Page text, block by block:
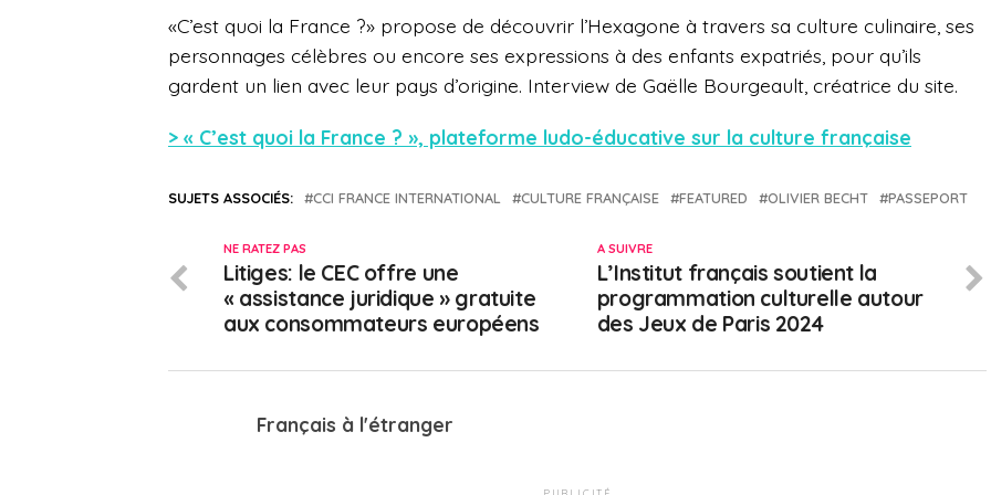
«C’est quoi la France ?» propose de découvrir l’Hexagone à travers sa culture culinaire, ses
personnages célèbres ou encore ses expressions à des enfants expatriés, pour qu’ils
gardent un lien avec leur pays d’origine. Interview de Gaëlle Bourgeault, créatrice du site.
> « C’est quoi la France ? », plateforme ludo-éducative sur la culture française
SUJETS ASSOCIÉS: CCI FRANCE INTERNATIONAL CULTURE FRANÇAISE FEATURED OLIVIER BECHT PASSEPORT
A SUIVRE
L’Institut français soutient la
programmation culturelle autour
des Jeux de Paris 2024
NE RATEZ PAS
Litiges: le CEC offre une
« assistance juridique » gratuite
aux consommateurs européens
Français à l'étranger